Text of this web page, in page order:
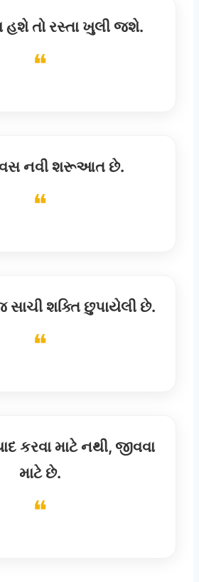
હશે તો રસ્તા ખુલી જશે.
નવી શરૂઆત છે.
સાચી શક્તિ છુપાયેલી છે.
કરવા માટે નથી, જીવવા
માટે છે.